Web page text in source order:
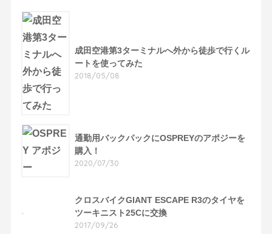
成田空港第3ターミナルへ外から徒歩で行くル
ートを使ってみた
2018/05/08
通勤用バックパックにOSPREYのアポジーを
購入！
2020/07/30
クロスバイクGIANT ESCAPE R3のタイヤを
ツーキニスト25Cに交換
2017/09/26